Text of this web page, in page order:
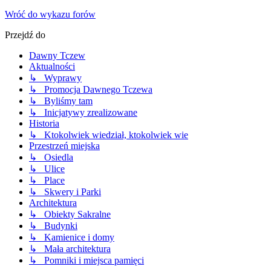
Wróć do wykazu forów
Przejdź do
Dawny Tczew
Aktualności
↳ Wyprawy
↳ Promocja Dawnego Tczewa
↳ Byliśmy tam
↳ Inicjatywy zrealizowane
Historia
↳ Ktokolwiek wiedział, ktokolwiek wie
Przestrzeń miejska
↳ Osiedla
↳ Ulice
↳ Place
↳ Skwery i Parki
Architektura
↳ Obiekty Sakralne
↳ Budynki
↳ Kamienice i domy
↳ Mała architektura
↳ Pomniki i miejsca pamięci